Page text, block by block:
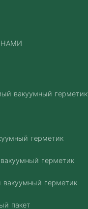
НАМИ
вакуумный герметик
герметик
герметик
вакуумный герметик
пакет